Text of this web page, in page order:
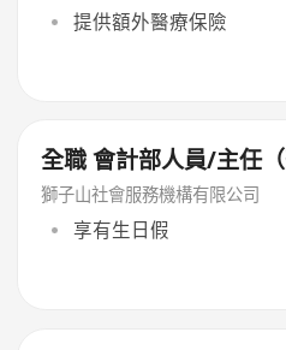
提供額外醫療保險
全職 會計部人員/主任
獅子山社會服務機構有限公司
享有生日假